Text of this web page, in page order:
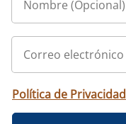
Política de Privacidad